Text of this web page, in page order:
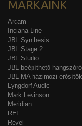
MÁRKÁINK
Arcam
Indiana Line
JBL Synthesis
JBL Stage 2
JBL Studio
JBL beépíthető hangszóró
JBL MA házimozi erősítők
Lyngdorf Audio
Mark Levinson
Meridian
REL
Revel